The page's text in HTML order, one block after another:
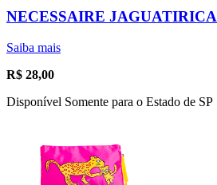
NECESSAIRE JAGUATIRICA
Saiba mais
R$ 28,00
Disponível Somente para o Estado de SP